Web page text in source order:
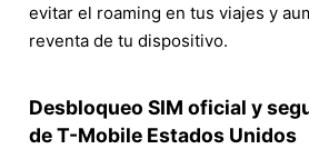
evitar el roaming en tus viajes y
reventa de tu dispositivo.
Desbloqueo SIM oficial y
de T-Mobile Estados Unidos